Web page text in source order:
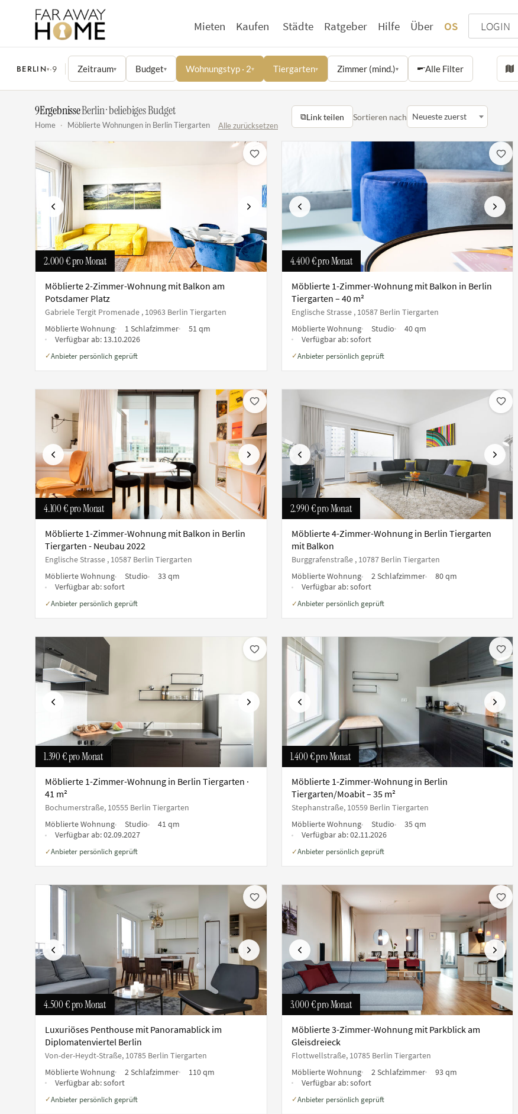
Mieten Kaufen Städte Ratgeber Hilfe Über OS LOGIN
BERLIN▾·9 Zeitraum▾ Budget▾ Wohnungstyp · 2▾ Tiergarten▾ Zimmer (mind.)▾ Alle Filter
9Ergebnisse·Berlin · beliebiges Budget
Home · Möblierte Wohnungen in Berlin Tiergarten Alle zurücksetzen
⧉Link teilen Sortieren nach Neueste zuerst
Vorherige Nächste
2.000 €pro Monat
Möblierte 2-Zimmer-Wohnung mit Balkon am
Potsdamer Platz
Gabriele Tergit Promenade , 10963 Berlin Tiergarten
Möblierte Wohnung
1 Schlafzimmer
51 qm
Verfügbar ab: 13.10.2026
✓Anbieter persönlich geprüft
Vorherige Nächste
4.400 €pro Monat
Möblierte 1-Zimmer-Wohnung mit Balkon in Berlin
Tiergarten – 40 m²
Englische Strasse , 10587 Berlin Tiergarten
Möblierte Wohnung
Studio
40 qm
Verfügbar ab:sofort
✓Anbieter persönlich geprüft
Vorherige Nächste
4.100 €pro Monat
Möblierte 1-Zimmer-Wohnung mit Balkon in Berlin
Tiergarten - Neubau 2022
Englische Strasse , 10587 Berlin Tiergarten
Möblierte Wohnung
Studio
33 qm
Verfügbar ab:sofort
✓Anbieter persönlich geprüft
Vorherige Nächste
2.990 €pro Monat
Möblierte 4-Zimmer-Wohnung in Berlin Tiergarten
mit Balkon
Burggrafenstraße , 10787 Berlin Tiergarten
Möblierte Wohnung
2 Schlafzimmer
80 qm
Verfügbar ab:sofort
✓Anbieter persönlich geprüft
Vorherige Nächste
1.390 €pro Monat
Möblierte 1-Zimmer-Wohnung in Berlin Tiergarten ·
41 m²
Bochumerstraße, 10555 Berlin Tiergarten
Möblierte Wohnung
Studio
41 qm
Verfügbar ab:02.09.2027
✓Anbieter persönlich geprüft
Vorherige Nächste
1.400 €pro Monat
Möblierte 1-Zimmer-Wohnung in Berlin
Tiergarten/Moabit – 35 m²
Stephanstraße, 10559 Berlin Tiergarten
Möblierte Wohnung
Studio
35 qm
Verfügbar ab:02.11.2026
✓Anbieter persönlich geprüft
Vorherige Nächste
4.500 €pro Monat
Luxuriöses Penthouse mit Panoramablick im
Diplomatenviertel Berlin
Von-der-Heydt-Straße, 10785 Berlin Tiergarten
Möblierte Wohnung
2 Schlafzimmer
110 qm
Verfügbar ab:sofort
✓Anbieter persönlich geprüft
Vorherige Nächste
3.000 €pro Monat
Möblierte 3-Zimmer-Wohnung mit Parkblick am
Gleisdreieck
Flottwellstraße, 10785 Berlin Tiergarten
Möblierte Wohnung
2 Schlafzimmer
93 qm
Verfügbar ab:sofort
✓Anbieter persönlich geprüft